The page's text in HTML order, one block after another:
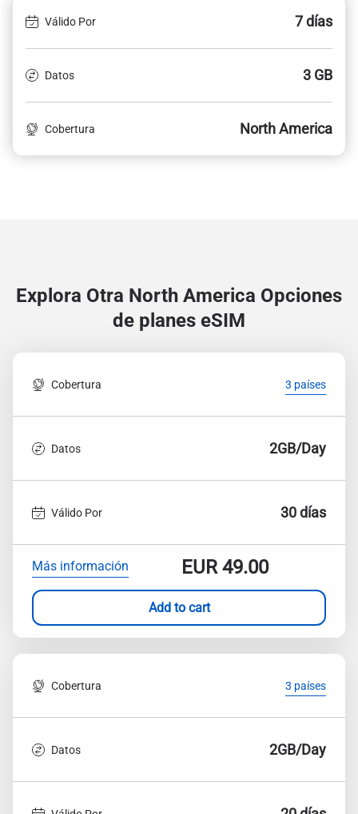
Válido Por 7 días
Datos 3 GB
Cobertura North America
Explora Otra North America Opciones
de planes eSIM
Cobertura 3 países
Datos 2GB/Day
Válido Por 30 días
Más información EUR49.00
Add to cart
Cobertura 3 países
Datos 2GB/Day